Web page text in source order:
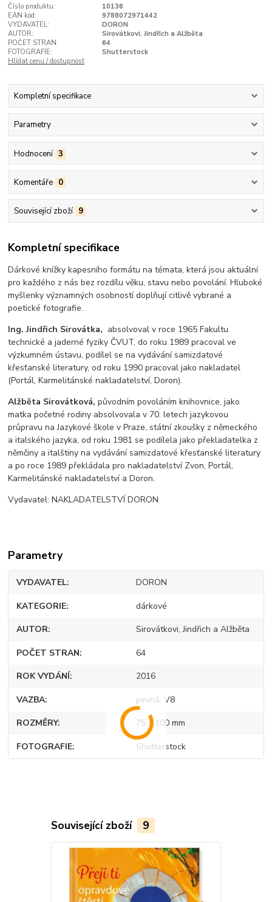
Číslo produktu:
10136
EAN kód:
9788072971442
VYDAVATEL:
DORON
AUTOR:
Sirovátkovi, Jindřich a Alžběta
POČET STRAN:
64
FOTOGRAFIE:
Shutterstock
Hlídat cenu / dostupnost
Kompletní specifikace
Parametry
Hodnocení 3
Komentáře 0
Související zboží 9
Kompletní specifikace
Dárkové knížky kapesního formátu na témata, která jsou aktuální
pro každého z nás bez rozdílu věku, stavu nebo povolání. Hluboké
myšlenky významných osobností doplňují citlivě vybrané a
poetické fotografie.
Ing. Jindřich Sirovátka, absolvoval v roce 1965 Fakultu
technické a jaderné fyziky ČVUT, do roku 1989 pracoval ve
výzkumném ústavu, podílel se na vydávání samizdatové
křesťanské literatury, od roku 1990 pracoval jako nakladatel
(Portál, Karmelitánské nakladatelství, Doron).
Alžběta Sirovátková, původním povoláním knihovnice, jako
matka početné rodiny absolvovala v 70. letech jazykovou
průpravu na Jazykové škole v Praze, státní zkoušky z německého
a italského jazyka, od roku 1981 se podílela jako překladatelka z
němčiny a italštiny na vydávání samizdatové křesťanské literatury
a po roce 1989 překládala pro nakladatelství Zvon, Portál,
Karmelitánské nakladatelství a Doron.
Vydavatel: NAKLADATELSTVÍ DORON
Parametry
VYDAVATEL DORON
KATEGORIE dárkové
AUTOR Sirovátkovi, Jindřich a Alžběta
POČET STRAN 64
ROK VYDÁNÍ 2016
VAZBA pevná, V8
ROZMĚRY 75 x 100 mm
FOTOGRAFIE Shutterstock
Související zboží 9